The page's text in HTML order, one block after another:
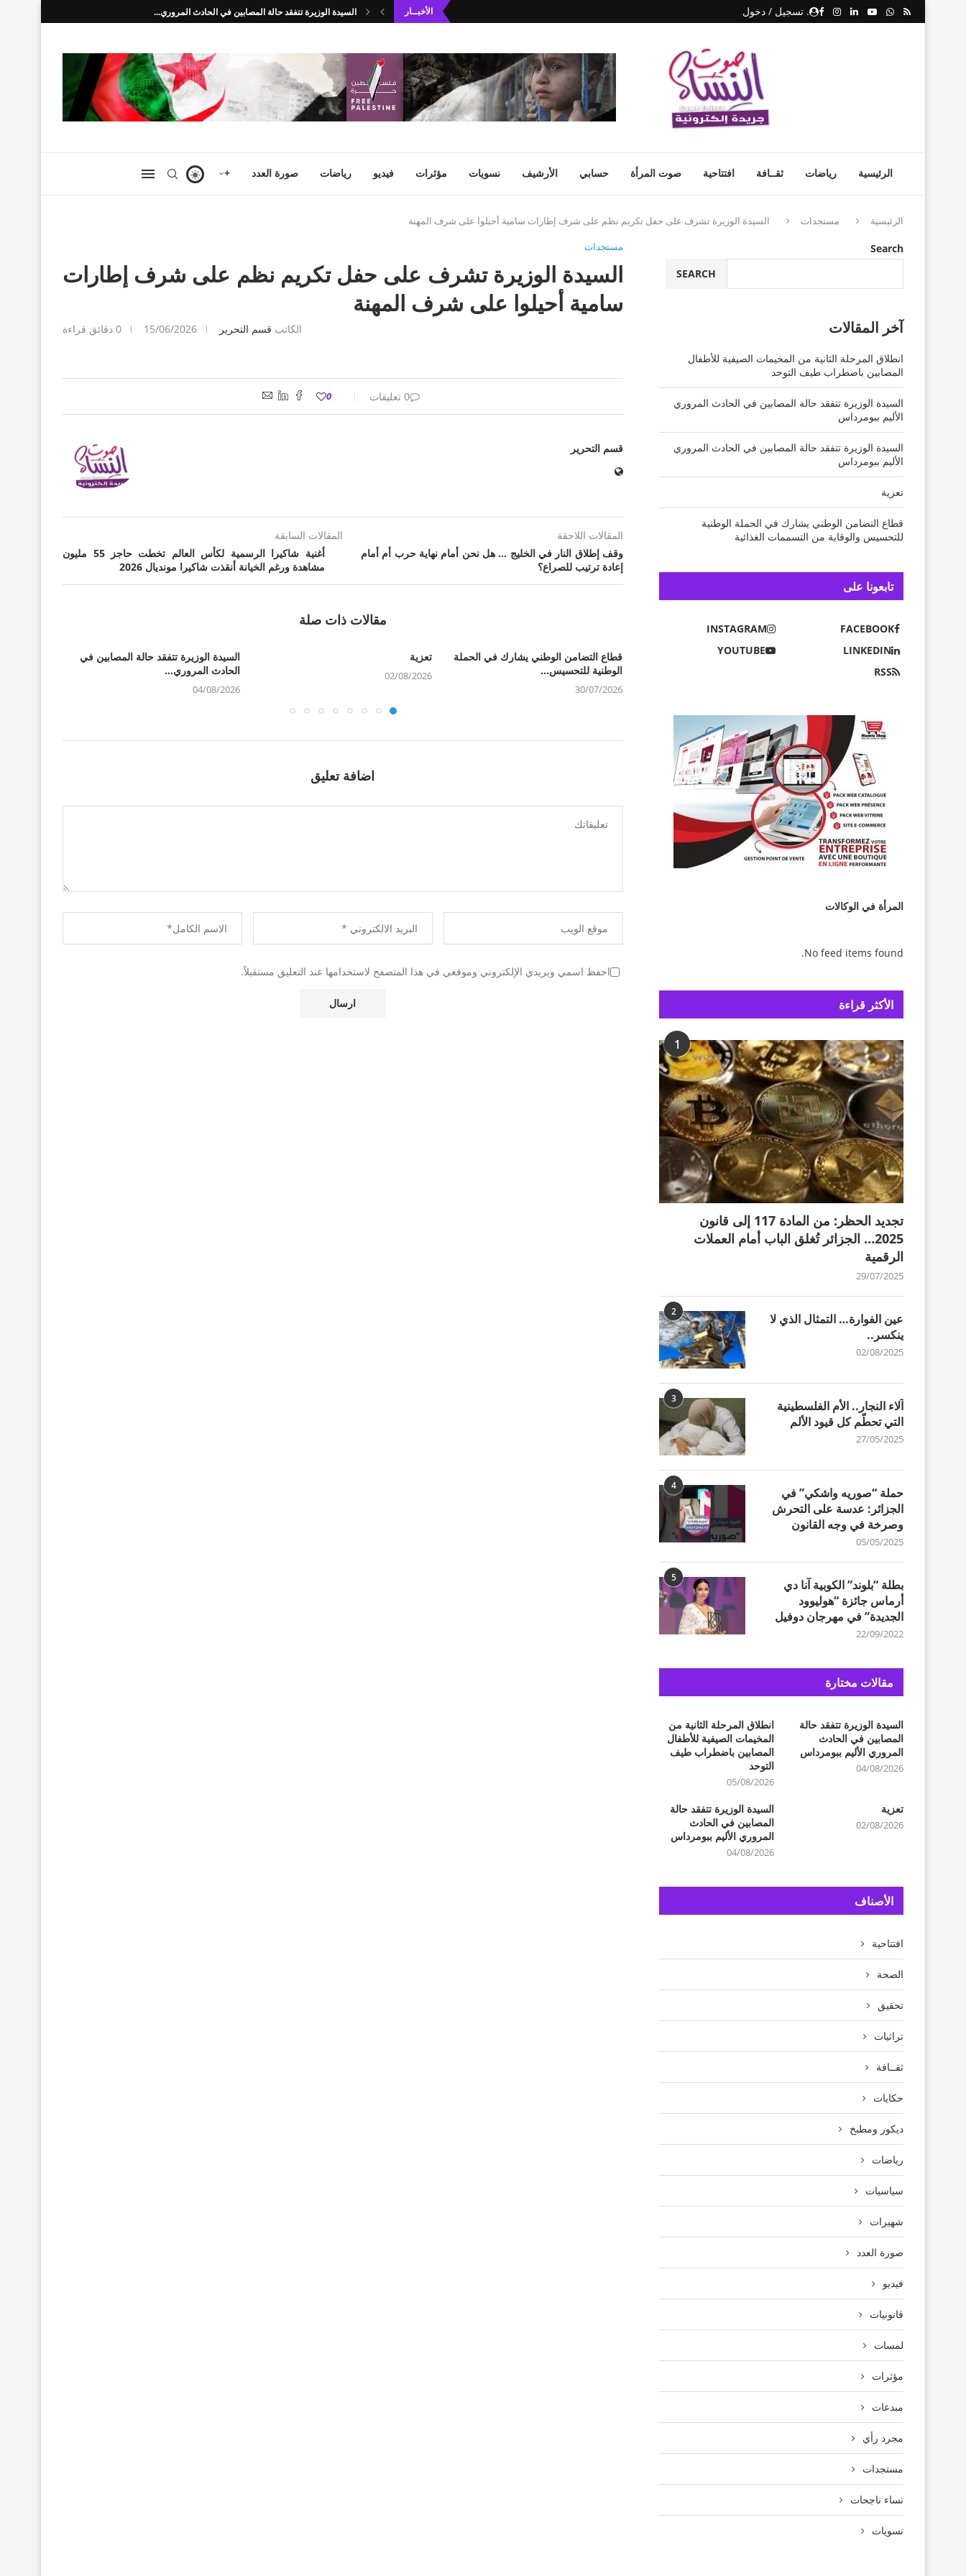
الأخبــار السيدة الوزيرة تتفقد حالة المصابين في الحادث المروري... . تسجيل / دخول
+ صورة العدد رياضات فيديو مؤثرات نسويات الأرشيف حسابي صوت المرأة افتتاحية ثقــافة رياضات الرئيسية
الرئيسية مستجدات
السيدة الوزيرة تشرف على حفل تكريم نظم على شرف إطارات سامية أحيلوا على شرف المهنة
مستجدات
السيدة الوزيرة تشرف على حفل تكريم نظم على شرف إطارات
سامية أحيلوا على شرف المهنة
الكاتب قسم التحرير 15/06/2026 0 دقائق قراءة
0 تعليقات 0
قسم التحرير
المقالات السابقة
أغنية شاكيرا الرسمية لكأس العالم تخطت حاجز 55 مليون
مشاهدة ورغم الخيانة أنقذت شاكيرا مونديال 2026
المقالات اللاحقة
وقف إطلاق النار في الخليج … هل نحن أمام نهاية حرب أم أمام
إعادة ترتيب للصراع؟
مقالات ذات صلة
السيدة الوزيرة تتفقد حالة المصابين في
الحادث المروري...
04/08/2026
تعزية
02/08/2026
قطاع التضامن الوطني يشارك في الحملة
الوطنية للتحسيس...
30/07/2026
حصيلة تدخلات الخلايا الجوارية للتضامن
تنظم قوافل تضامنية لفائدة
اضافة تعليق
احفظ اسمي وبريدي الإلكتروني وموقعي في هذا المتصفح لاستخدامها عند التعليق مستقبلاً.
Search
SEARCH
آخر المقالات
انطلاق المرحلة الثانية من المخيمات الصيفية للأطفال
المصابين باضطراب طيف التوحد
السيدة الوزيرة تتفقد حالة المصابين في الحادث المروري
الأليم ببومرداس
السيدة الوزيرة تتفقد حالة المصابين في الحادث المروري
الأليم ببومرداس
تعزية
قطاع التضامن الوطني يشارك في الحملة الوطنية
للتحسيس والوقاية من التسممات الغذائية
تابعونا على
FACEBOOK
INSTAGRAM
LINKEDIN
YOUTUBE
RSS
المرأة في الوكالات
No feed items found.
الأكثر قراءة
1
تجديد الحظر: من المادة 117 إلى قانون
2025… الجزائر تُغلق الباب أمام العملات
الرقمية
29/07/2025
2
عين الفوارة… التمثال الذي لا
ينكسر..
02/08/2025
3
آلاء النجار.. الأم الفلسطينية
التي تحطّم كل قيود الألم
27/05/2025
4
حملة “صوريه واشكي” في
الجزائر: عدسة على التحرش
وصرخة في وجه القانون
05/05/2025
5
بطلة “بلوند” الكوبية آنا دي
أرماس جائزة “هوليوود
الجديدة” في مهرجان دوفيل
22/09/2022
مقالات مختارة
انطلاق المرحلة الثانية من
المخيمات الصيفية للأطفال
المصابين باضطراب طيف
التوحد
05/08/2026
السيدة الوزيرة تتفقد حالة
المصابين في الحادث
المروري الأليم ببومرداس
04/08/2026
السيدة الوزيرة تتفقد حالة
المصابين في الحادث
المروري الأليم ببومرداس
04/08/2026
تعزية
02/08/2026
الأصناف
افتتاحية
الصحة
تحقيق
تراثيات
ثقــافة
حكايات
ديكور ومطبخ
رياضات
سياسيات
شهيرات
صورة العدد
فيديو
قانونيات
لمسات
مؤثرات
مبدعات
مجرد رأي
مستجدات
نساء ناجحات
نسويات